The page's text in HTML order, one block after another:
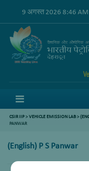
9 अगस्त 2026 8:46 AM
CSIR IIP>VEHICLE EMISSION LAB>
PANWAR
(English) P S Panwar